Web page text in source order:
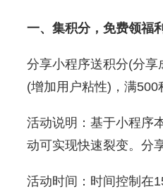
一、集积分，免费领福
分享小程序送积分(分
(增加用户粘性)，满
活动说明：基于小程序
动可实现快速裂变。分
活动时间：时间控制在